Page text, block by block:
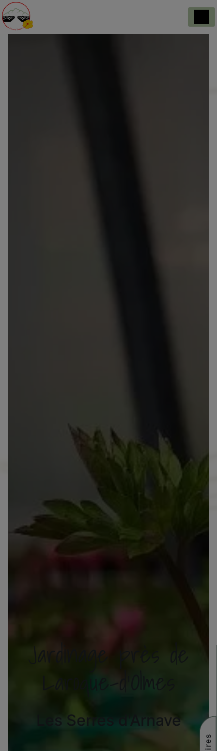
Jardinage près de
Laroque-d'Olmes
Les Serres d'Arnave
Panneau de gestion des cookies